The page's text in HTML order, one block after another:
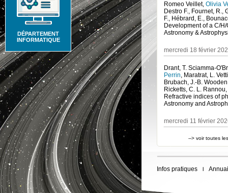
DÉPARTEMENT
INFORMATIQUE
Romeo Veillet, Olivia
Destro F., Fournet, R.,
F., Hébrard, E.,
Astronomy &
mercredi 18 février
Drant, T. Sciamma-
Perrin, Maratrat, L.
Brubach, J.-B.
Ricketts, C. L. Rannou,
Astronomy and
mercredi 11 février
--> voir toutes
Infos pratiques